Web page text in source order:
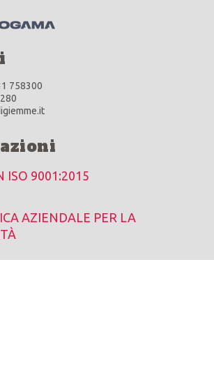
758300
ISO 9001:2015
AZIENDALE PER LA